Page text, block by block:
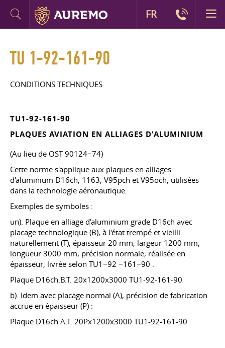
TU 1-92-161-90
CONDITIONS TECHNIQUES
TU1-92-161-90
PLAQUES AVIATION EN ALLIAGES D'ALUMINIUM
(Au lieu de OST 90124−74)
Cette norme s'applique aux plaques en alliages
d'aluminium D16ch, 1163, V95pch et V95och, utilisées
dans la technologie aéronautique.
Exemples de symboles :
un). Plaque en alliage d'aluminium grade D16ch avec
placage technologique (B), à l'état trempé et vieilli
naturellement (T), épaisseur 20 mm, largeur 1200 mm,
longueur 3000 mm, précision normale, réalisée en
épaisseur, livrée selon TU1−92 −161−90 .
Plaque D16ch.B.T. 20x1200x3000 TU1-92-161-90
b). Idem avec placage normal (A), précision de fabrication
accrue en épaisseur (P) :
Plaque D16ch.A.T. 20Px1200x3000 TU1-92-161-90
FR